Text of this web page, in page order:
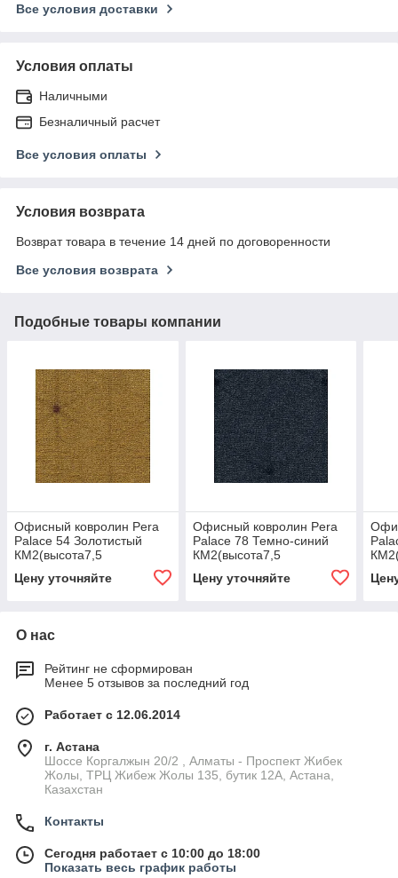
Все условия доставки
Условия оплаты
Наличными
Безналичный расчет
Все условия оплаты
Условия возврата
Возврат товара в течение 14 дней по договоренности
Все условия возврата
Подобные товары компании
Офисный ковролин Pera
Palace 54 Золотистый
КМ2(высота7,5
ширина 4,0 м
Цену уточняйте
Офисный ковролин Pera
Palace 78 Темно-синий
КМ2(высота7,5
ширина 4,0 м
Цену уточняйте
О нас
Рейтинг не сформирован
Менее 5 отзывов за последний год
Работает с 12.06.2014
г. Астана
Шоссе Коргалжын 20/2 , Алматы - Проспект Жибек
Жолы, ТРЦ Жибеж Жолы 135, бутик 12А, Астана,
Казахстан
Контакты
Сегодня работает с 10:00 до 18:00
Показать весь график работы